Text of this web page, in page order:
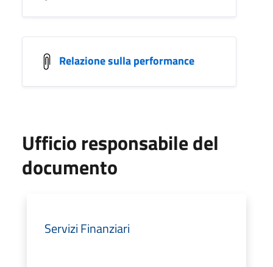
Relazione sulla performance
Ufficio responsabile del
documento
Servizi Finanziari